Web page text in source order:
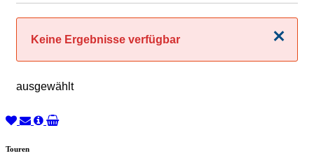
Schließen
Keine Ergebnisse verfügbar
ausgewählt
Touren